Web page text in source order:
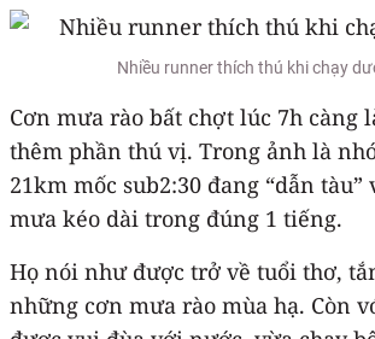
Nhiều runner thích thú khi chạy
Cơn mưa rào bất chợt lúc 7h càng
thêm phần thú vị. Trong ảnh là
21km mốc sub2:30 đang “dẫn tàu”
mưa kéo dài trong đúng 1 tiếng.
Họ nói như được trở về tuổi thơ,
những cơn mưa rào mùa hạ. Còn